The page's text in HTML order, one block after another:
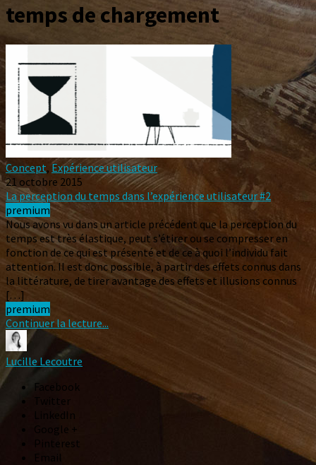
temps de chargement
Concept, Expérience utilisateur
21 octobre 2015
La perception du temps dans l’expérience utilisateur #2
premium
Nous avons vu dans un article précédent que la perception du
temps est très élastique, peut s’étirer ou se compresser en
fonction de ce qui est présenté et de ce à quoi l’individu fait
attention. Il est donc possible, à partir des effets connus dans
la littérature, de tirer avantage des effets et illusions connus
[…]
premium
Continuer la lecture...
Lucille Lecoutre
Facebook
Twitter
LinkedIn
Google +
Pinterest
Email